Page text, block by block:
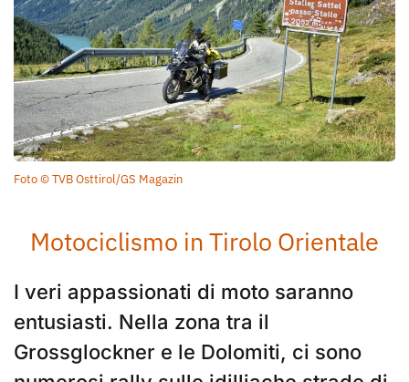
Motociclismo in Tirolo Orientale
I veri appassionati di moto saranno
entusiasti. Nella zona tra il
Grossglockner e le Dolomiti, ci sono
Foto © TVB Osttirol/GS Magazin